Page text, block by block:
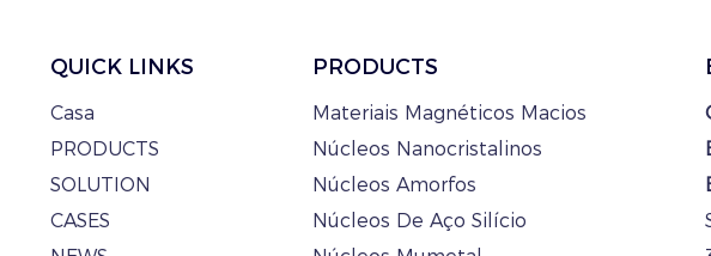
QUICK LINKS
Casa
PRODUCTS
SOLUTION
CASES
PRODUCTS
Materiais Magnéticos Macios
Núcleos Nanocristalinos
Núcleos Amorfos
Núcleos De Aço Silício